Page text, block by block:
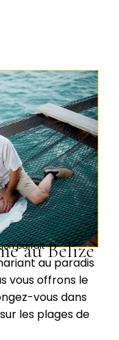
parfait
au Belize
au paradis
vous offrons le
vous dans
les plages de